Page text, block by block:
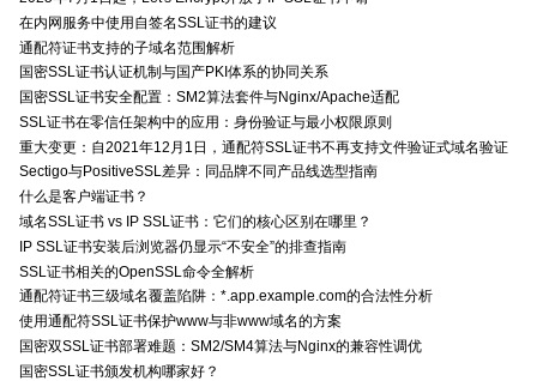
在内网服务中使用自签名SSL证书的建议
通配符证书支持的子域名范围解析
国密SSL证书认证机制与国产PKI体系的协同关系
国密SSL证书安全配置：SM2算法套件与Nginx/Apache适配
SSL证书在零信任架构中的应用：身份验证与最小权限原则
重大变更：自2021年12月1日，通配符SSL证书不再支持文件验证式域名验证
Sectigo与PositiveSSL差异：同品牌不同产品线选型指南
什么是客户端证书？
域名SSL证书 vs IP SSL证书：它们的核心区别在哪里？
IP SSL证书安装后浏览器仍显示“不安全”的排查指南
SSL证书相关的OpenSSL命令全解析
通配符证书三级域名覆盖陷阱：*.app.example.com的合法性分析
使用通配符SSL证书保护www与非www域名的方案
国密双SSL证书部署难题：SM2/SM4算法与Nginx的兼容性调优
国密SSL证书颁发机构哪家好？